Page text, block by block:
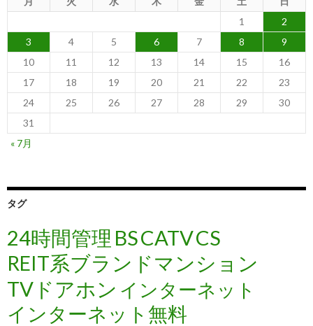
1
2
3
4 5 6 7 8
9
10
11 12 13 14 15
16
17
18 19 20 21 22
23
24
25 26 27 28 29
30
31
« 7月
タグ
24時間管理 BSCATVCS
REIT系ブランドマンション
TVドアホン インターネット
インターネット無料